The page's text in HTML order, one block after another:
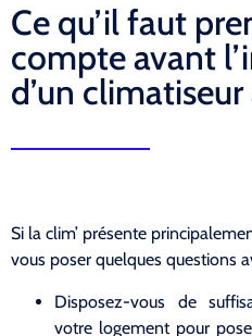
Ce qu’il faut
compte avant
d’un
Si la clim’ présente
vous poser quelques questions
Disposez-vous de
votre logement pour